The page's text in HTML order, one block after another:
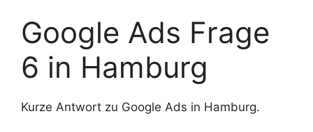
Google Ads Frage
6 in Hamburg
Kurze Antwort zu Google Ads in Hamburg.